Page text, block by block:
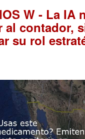
W - La IA
al contador,
su rol